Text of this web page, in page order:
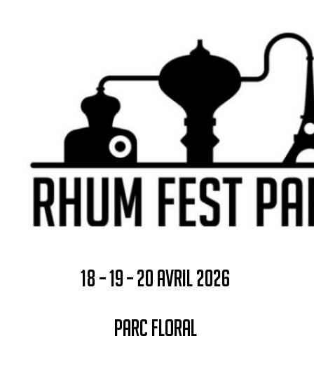
18 – 19 – 20 AVRIL 2026
PARC FLORAL